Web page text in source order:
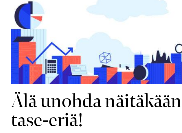
Älä unohda näitäkään
tase-eriä!